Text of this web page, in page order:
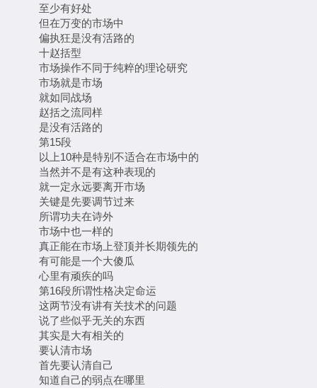
至少有好处
但在万变的市场中
偏执狂是没有活路的
十赵括型
市场操作不同于纯粹的理论研究
市场就是市场
就如同战场
赵括之流同样
是没有活路的
第15段
以上10种是特别不适合在市场中的
当然并不是有这种表现的
就一定永远要离开市场
关键是先要调节过来
所谓功夫在诗外
市场中也一样的
真正能在市场上登顶并长期领先的
有可能是一个大傻瓜
心里有顽疾的吗
第16段所谓性格决定命运
这两节没有讲有关技术的问题
说了些似乎无关的东西
其实是大有相关的
要认清市场
首先要认清自己
知道自己的弱点在哪里